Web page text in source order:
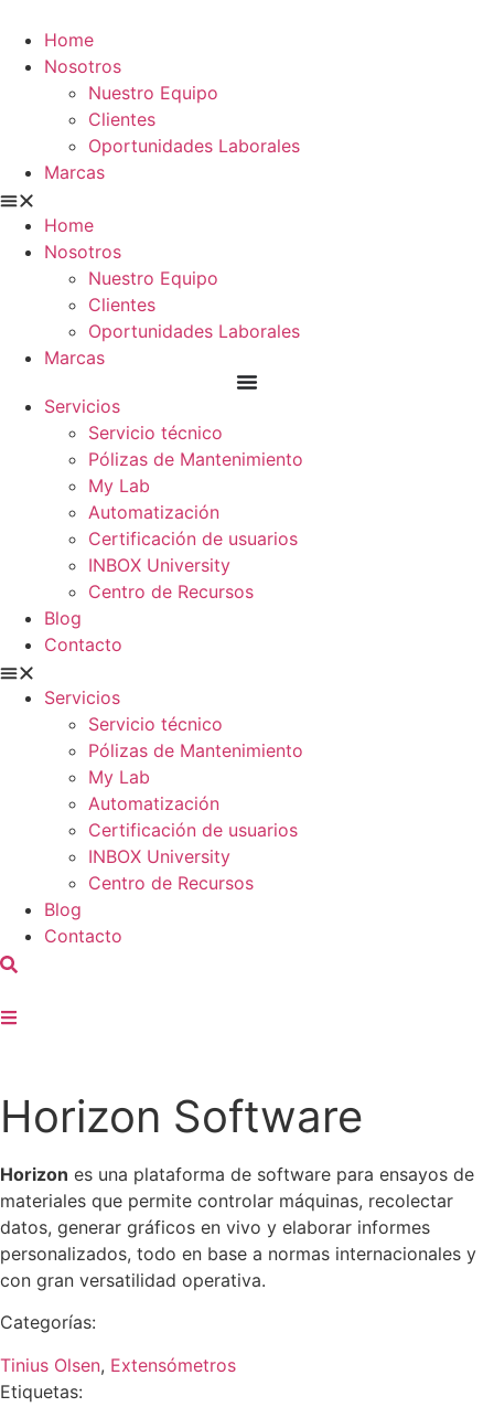
contenido
Home
Nosotros
Nuestro Equipo
Clientes
Oportunidades Laborales
Marcas
Home
Nosotros
Nuestro Equipo
Clientes
Oportunidades Laborales
Marcas
Servicios
Servicio técnico
Pólizas de Mantenimiento
My Lab
Automatización
Certificación de usuarios
INBOX University
Centro de Recursos
Blog
Contacto
Servicios
Servicio técnico
Pólizas de Mantenimiento
My Lab
Automatización
Certificación de usuarios
INBOX University
Centro de Recursos
Blog
Contacto
Horizon Software
Horizon es una plataforma de software para ensayos de
materiales que permite controlar máquinas, recolectar
datos, generar gráficos en vivo y elaborar informes
personalizados, todo en base a normas internacionales y
con gran versatilidad operativa.
Categorías:
Tinius Olsen, Extensómetros
Etiquetas: